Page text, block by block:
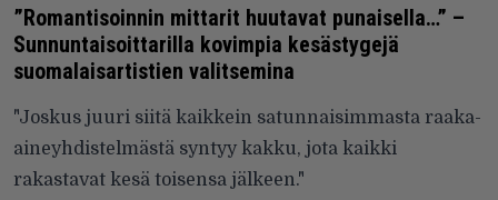
”Romantisoinnin mittarit huutavat punaisella…” –
Sunnuntaisoittarilla kovimpia kesästygejä
suomalaisartistien valitsemina
"Joskus juuri siitä kaikkein satunnaisimmasta raaka-
aineyhdistelmästä syntyy kakku, jota kaikki
rakastavat kesä toisensa jälkeen."